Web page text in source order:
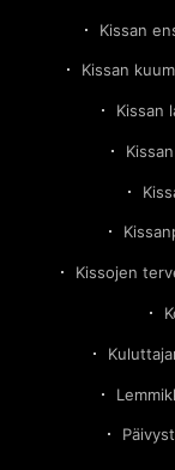
Kissan
Kissan
Kissan
Kissojen